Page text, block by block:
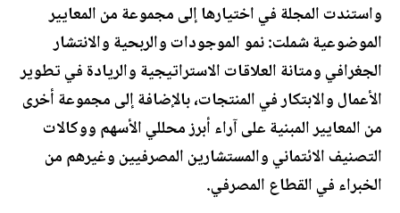
واستندت المجلة في اختيارها إلى مجموعة من المعايير
الموضوعية شملت: نمو الموجودات والربحية والانتشار
الجغرافي ومتانة العلاقات الاستراتيجية والريادة في تطوير
الأعمال والابتكار في المنتجات، بالإضافة إلى مجموعة أخرى
من المعايير المبنية على آراء أبرز محللي الأسهم ووكالات
التصنيف الائتماني والمستشارين المصرفيين وغيرهم من
الخبراء في القطاع المصرفي.